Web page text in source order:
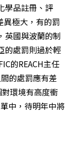
學品註冊、評
異極大，有的罰
英國與波蘭的制
的處罰則過於輕
的REACH主任
的處罰應有差
環境有高度衝
中，待明年中將